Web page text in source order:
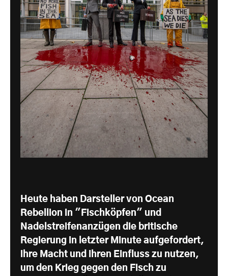
Heute haben Darsteller von Ocean
Rebellion in "Fischköpfen" und
Nadelstreifenanzügen die britische
Regierung in letzter Minute aufgefordert,
ihre Macht und ihren Einfluss zu nutzen,
um den Krieg gegen den Fisch zu